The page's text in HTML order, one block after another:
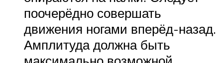
поочерёдно совершать
движения ногами вперёд-назад.
Амплитуда должна быть